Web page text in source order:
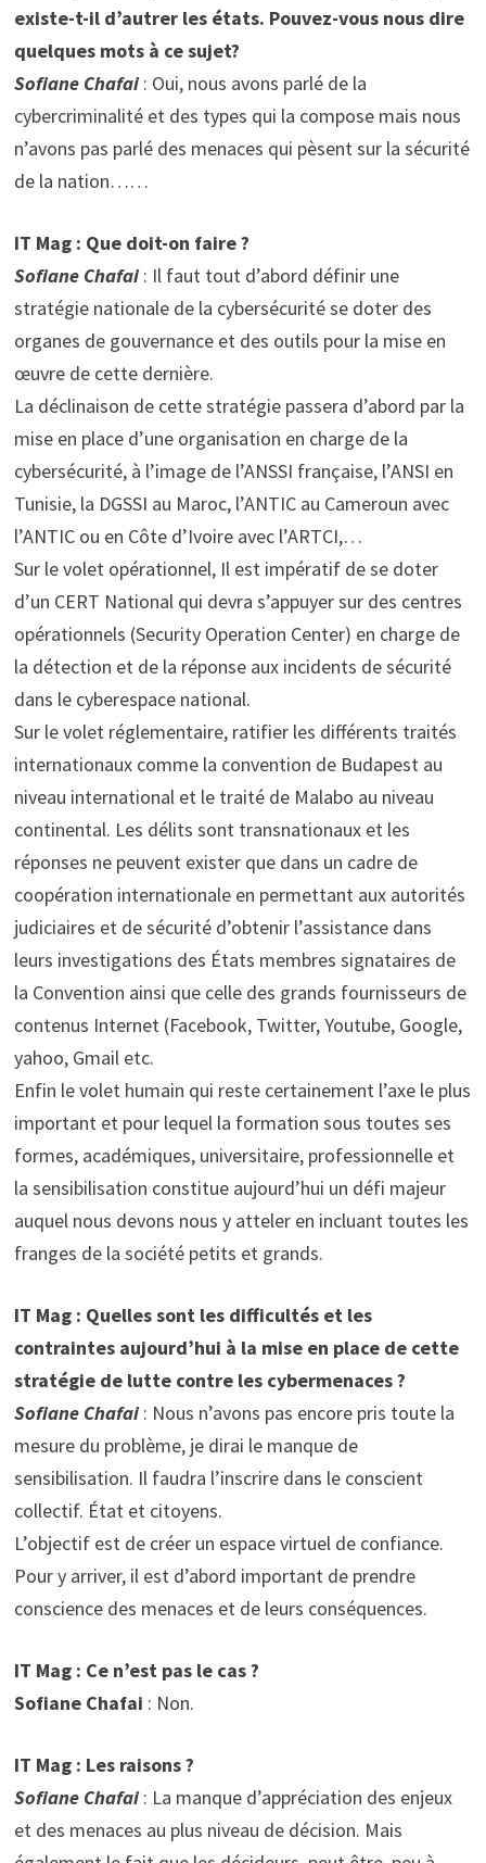
existe-t-il d’autrer les états. Pouvez-vous nous dire
quelques mots à ce sujet?
Sofiane Chafai: Oui, nous avons parlé de la
cybercriminalité et des types qui la compose mais nous
n’avons pas parlé des menaces qui pèsent sur la sécurité
de la nation……
IT Mag : Que doit-on faire ?
Sofiane Chafai : Il faut tout d’abord définir une
stratégie nationale de la cybersécurité se doter des
organes de gouvernance et des outils pour la mise en
œuvre de cette dernière.
La déclinaison de cette stratégie passera d’abord par la
mise en place d’une organisation en charge de la
cybersécurité, à l’image de l’ANSSI française, l’ANSI en
Tunisie, la DGSSI au Maroc, l’ANTIC au Cameroun avec
l’ANTIC ou en Côte d’Ivoire avec l’ARTCI,…
Sur le volet opérationnel, Il est impératif de se doter
d’un CERT National qui devra s’appuyer sur des centres
opérationnels (Security Operation Center) en charge de
la détection et de la réponse aux incidents de sécurité
dans le cyberespace national.
Sur le volet réglementaire, ratifier les différents traités
internationaux comme la convention de Budapest au
niveau international et le traité de Malabo au niveau
continental. Les délits sont transnationaux et les
réponses ne peuvent exister que dans un cadre de
coopération internationale en permettant aux autorités
judiciaires et de sécurité d’obtenir l’assistance dans
leurs investigations des États membres signataires de
la Convention ainsi que celle des grands fournisseurs de
contenus Internet (Facebook, Twitter, Youtube, Google,
yahoo, Gmail etc.
Enfin le volet humain qui reste certainement l’axe le plus
important et pour lequel la formation sous toutes ses
formes, académiques, universitaire, professionnelle et
la sensibilisation constitue aujourd’hui un défi majeur
auquel nous devons nous y atteler en incluant toutes les
franges de la société petits et grands.
IT Mag : Quelles sont les difficultés et les
contraintes aujourd’hui à la mise en place de cette
stratégie de lutte contre les cybermenaces ?
Sofiane Chafai : Nous n’avons pas encore pris toute la
mesure du problème, je dirai le manque de
sensibilisation. Il faudra l’inscrire dans le conscient
collectif. État et citoyens.
L’objectif est de créer un espace virtuel de confiance.
Pour y arriver, il est d’abord important de prendre
conscience des menaces et de leurs conséquences.
IT Mag : Ce n’est pas le cas ?
Sofiane Chafai : Non.
IT Mag : Les raisons ?
Sofiane Chafai: La manque d’appréciation des enjeux
et des menaces au plus niveau de décision. Mais